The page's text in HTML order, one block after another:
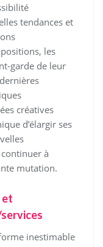
tendances et
les
garde de leur
créatives
d’élargir ses
à
mutation.
et
inestimable